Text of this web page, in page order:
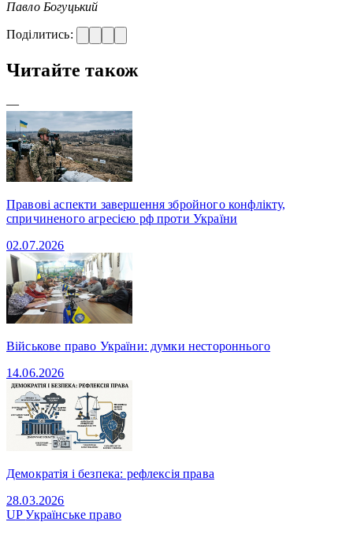
Павло Богуцький
Поділитись:
Читайте також
—
Правові аспекти завершення збройного конфлікту,
спричиненого агресією рф проти України
02.07.2026
Військове право України: думки нестороннього
14.06.2026
Демократія і безпека: рефлексія права
28.03.2026
UPУкраїнське право